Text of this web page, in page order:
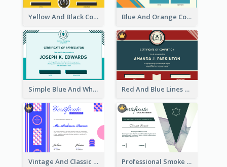
Yellow And Black Contrast Simple Certificate Blue And Orange Company Triangles With Badge Certificate
Simple Blue And White Rectangle Certificate Red And Blue Lines And Badge Completion Certificate
Vintage And Classic Vibrant Certificate Design Ideas Professional Smoke Wave Certificate Design Template